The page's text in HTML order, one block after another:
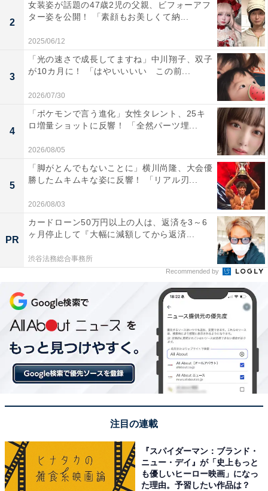
2
女装姿が話題の47歳2児の父親、ビフォーアフ
ター姿を公開！ 「素顔もお美しくて納...
2025/06/12
3
「光の速さで成長してますね」中川翔子、双子
が10カ月に！ 「はやいいいい この前...
2026/07/30
4
「ポケモンで言う進化」女性タレント、25キ
ロ増量ショットに反響！ 「全然パーツ埋...
2026/08/05
5
「脚がとんでもないことに」横川尚隆、大会優
勝したムキムキな姿に反響！ 「リアル刃...
2026/08/03
PR
カードローン50万円以上の人は、返済を3～6
ヶ月停止して『大幅に減額してから返済...
渋谷法務総合事務所
Recommended by
注目の連載
『スパイダーマン：ブランド・
ニュー・デイ』が「史上もっと
も優しいヒーロー映画」になっ
た理由。予習したい作品は？